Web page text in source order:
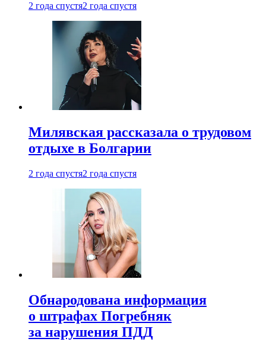
2 года спустя2 года спустя
Милявская рассказала о трудовом
отдыхе в Болгарии
2 года спустя2 года спустя
Обнародована информация
о штрафах Погребняк
за нарушения ПДД